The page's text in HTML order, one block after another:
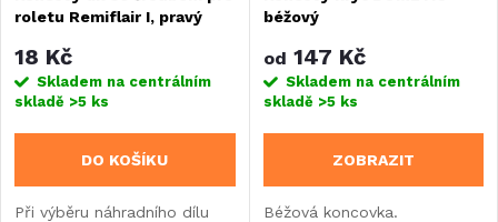
roletu Remiflair I, pravý
18 Kč
Skladem na centrálním
skladě >5 ks
DO KOŠÍKU
Při výběru náhradního dílu
béžový
od 147 Kč
Skladem na centrálním
skladě >5 ks
ZOBRAZIT
Béžová koncovka.